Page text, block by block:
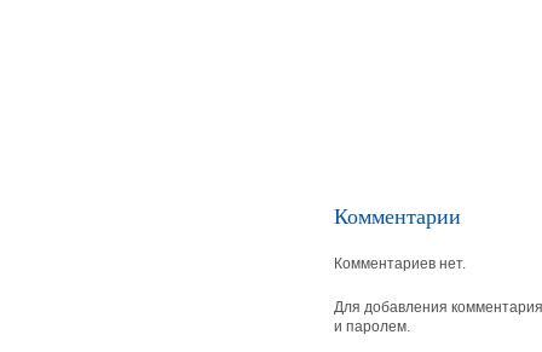
Комментарии
Комментариев нет.
Для добавления
и паролем.